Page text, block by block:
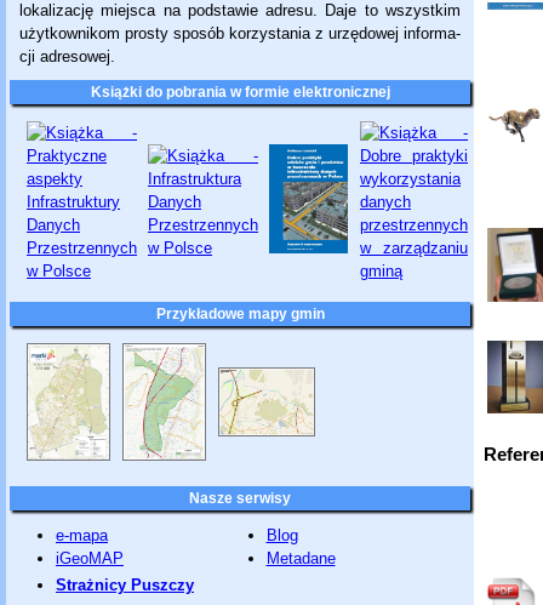
lokalizację miejsca na podstawie adresu. Daje to wszystkim
użytkownikom prosty sposób korzystania z urzędowej infor­ma­
cji adresowej.
Książki do pobrania w formie elektronicznej
Przykładowe mapy gmin
Nasze serwisy
e-mapa
iGeoMAP
Blog
Metadane
Strażnicy Puszczy